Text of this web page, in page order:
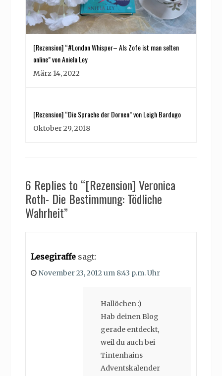
[Rezension] “#London Whisper– Als Zofe ist man selten
online” von Aniela Ley
März 14, 2022
[Rezension] “Die Sprache der Dornen” von Leigh Bardugo
Oktober 29, 2018
6 Replies to “[Rezension] Veronica
Roth- Die Bestimmung: Tödliche
Wahrheit”
Lesegiraffe sagt:
November 23, 2012 um 8:43 p.m. Uhr
Hallöchen :)
Hab deinen Blog
gerade entdeckt,
weil du auch bei
Tintenhains
Adventskalender